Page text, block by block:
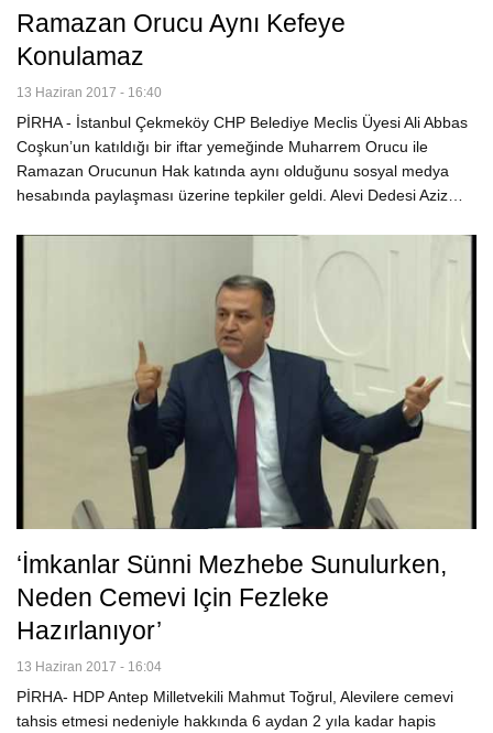
Ramazan Orucu Aynı Kefeye
Konulamaz
13 Haziran 2017 - 16:40
PİRHA - İstanbul Çekmeköy CHP Belediye Meclis Üyesi Ali Abbas
Coşkun’un katıldığı bir iftar yemeğinde Muharrem Orucu ile
Ramazan Orucunun Hak katında aynı olduğunu sosyal medya
hesabında paylaşması üzerine tepkiler geldi. Alevi Dedesi Aziz…
‘İmkanlar Sünni Mezhebe Sunulurken,
Neden Cemevi Için Fezleke
Hazırlanıyor’
13 Haziran 2017 - 16:04
PİRHA- HDP Antep Milletvekili Mahmut Toğrul, Alevilere cemevi
tahsis etmesi nedeniyle hakkında 6 aydan 2 yıla kadar hapis